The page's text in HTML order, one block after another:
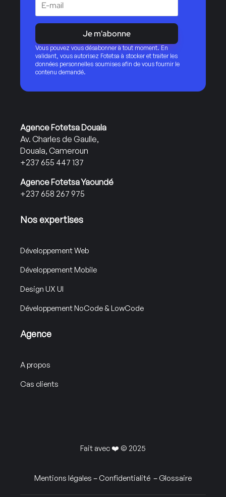
Je m'abonne
Vous pouvez vous désabonner à tout moment. En
validant, vous autorisez Fotetsa à stocker et traiter les
données personnelles soumises afin de vous fournir le
contenu demandé.
Agence Fotetsa Douala
Av. Charles de Gaulle,
Douala, Cameroun
+237 655 447 137
Agence Fotetsa Yaoundé
+237 658 267 975
Nos expertises
Développement Web
Développement Mobile
Design UX UI
Développement NoCode & LowCode
Agence
A propos
Cas clients
Fait avec ❤️ © 2025
Mentions légales –Confidentialité – Glossaire